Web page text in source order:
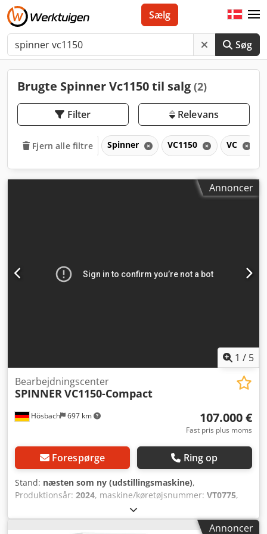
Søg
Sælg
Brugte Spinner Vc1150 til salg (2)
Filter Relevans
Fjern alle filtre Spinner VC1150 VC
Annoncer
1 / 5
Hösbach 697 km
Bearbejdningscenter
SPINNERVC1150-Compact
107.000 €
Fast pris plus moms
Forespørge Ring op
Stand: næsten som ny (udstillingsmaskine),
Produktionsår: 2024, maskine/køretøjsnummer: VT0775,
fuldt funktionsdygtig
rotationshastighed trinløst variabel, spåntransportør,
Annoncer